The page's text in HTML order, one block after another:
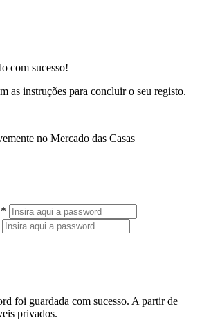
com sucesso!
as instruções para concluir o seu registo.
no Mercado das Casas
foi guardada com sucesso. A partir de
privados.